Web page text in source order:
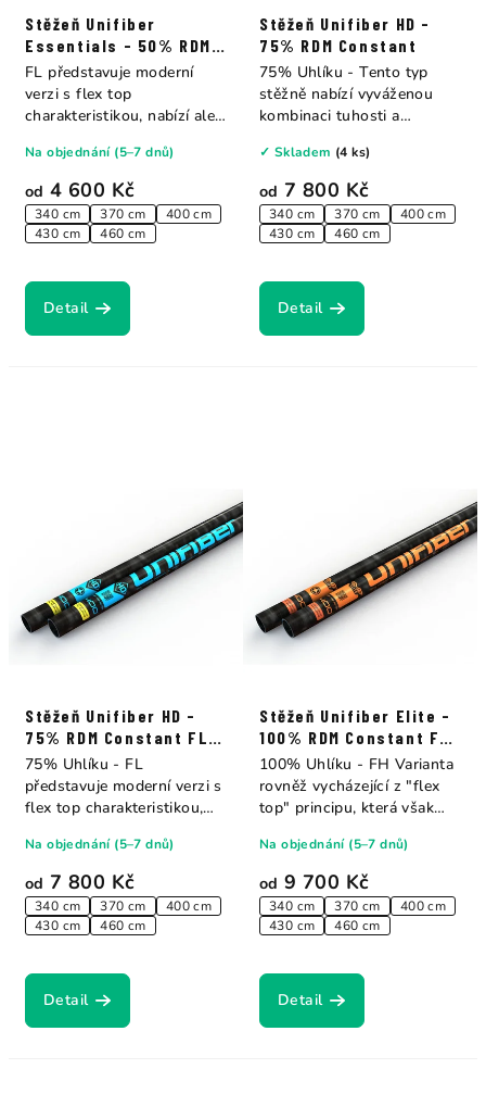
Stěžeň Unifiber
Essentials - 50% RDM
Constant FL Curve
od 4 600 Kč
340 cm 370 cm
400 cm
430 cm
460 cm
Na objednání (5–7 dnů)
Detail
FL představuje moderní
verzi s flex top
charakteristikou, nabízí ale
Stěžeň Unifiber HD -
75% RDM Constant
od 7 800 Kč
340 cm 370 cm
400 cm
430 cm
460 cm
✓ Skladem (4 ks)
Detail
75% Uhlíku - Tento typ
stěžně nabízí vyváženou
kombinaci tuhosti a
Stěžeň Unifiber HD -
75% RDM Constant FL
Curve
od 7 800 Kč
340 cm 370 cm
400 cm
430 cm
460 cm
Na objednání (5–7 dnů)
Detail
75% Uhlíku - FL
představuje moderní verzi s
flex top charakteristikou,
Stěžeň Unifiber Elite -
100% RDM Constant FH
Curve
od 9 700 Kč
340 cm 370 cm
400 cm
430 cm
460 cm
Na objednání (5–7 dnů)
Detail
100% Uhlíku - FH Varianta
rovněž vycházející z "flex
top" principu, která však